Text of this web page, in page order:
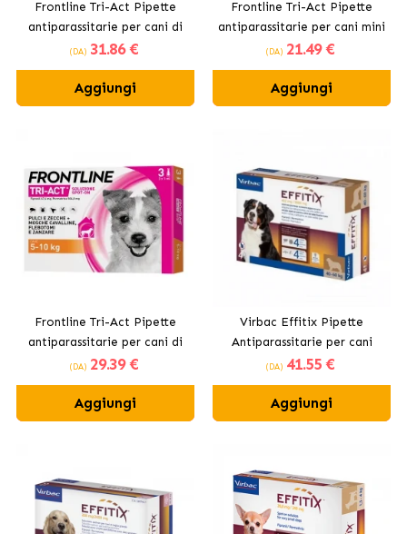
Frontline Tri-Act Pipette
antiparassitarie per cani di
taglia media 10-20 kg
(DA) 31.86 €
Aggiungi
Frontline Tri-Act Pipette
antiparassitarie per cani mini
2 - 5kg
(DA) 21.49 €
Aggiungi
Frontline Tri-Act Pipette
antiparassitarie per cani di
piccola taglia 5 -10kg
(DA) 29.39 €
Aggiungi
Virbac Effitix Pipette
Antiparassitarie per cani
giganti +40kg
(DA) 41.55 €
Aggiungi